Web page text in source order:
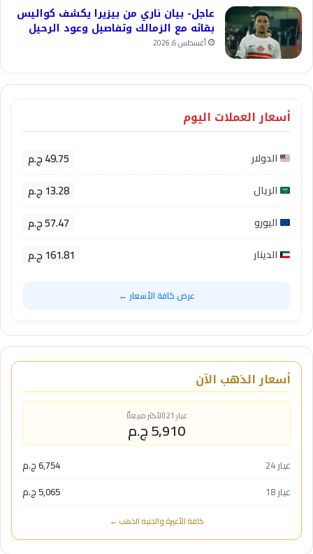
عاجل- بيان ناري من بيزيرا يكشف كواليس
بقائه مع الزمالك وتفاصيل وعود الرحيل
أغسطس 6, 2026
أسعار العملات اليوم
الدولار 49.75 ج.م
الريال 13.28 ج.م
اليورو 57.47 ج.م
الدينار 161.81 ج.م
عرض كافة الأسعار ←
أسعار الذهب الآن
عيار 21 (الأكثر مبيعاً)
5,910 ج.م
عيار 24
6,754 ج.م
عيار 18
5,065 ج.م
كافة الأعيرة والجنيه الذهب ←